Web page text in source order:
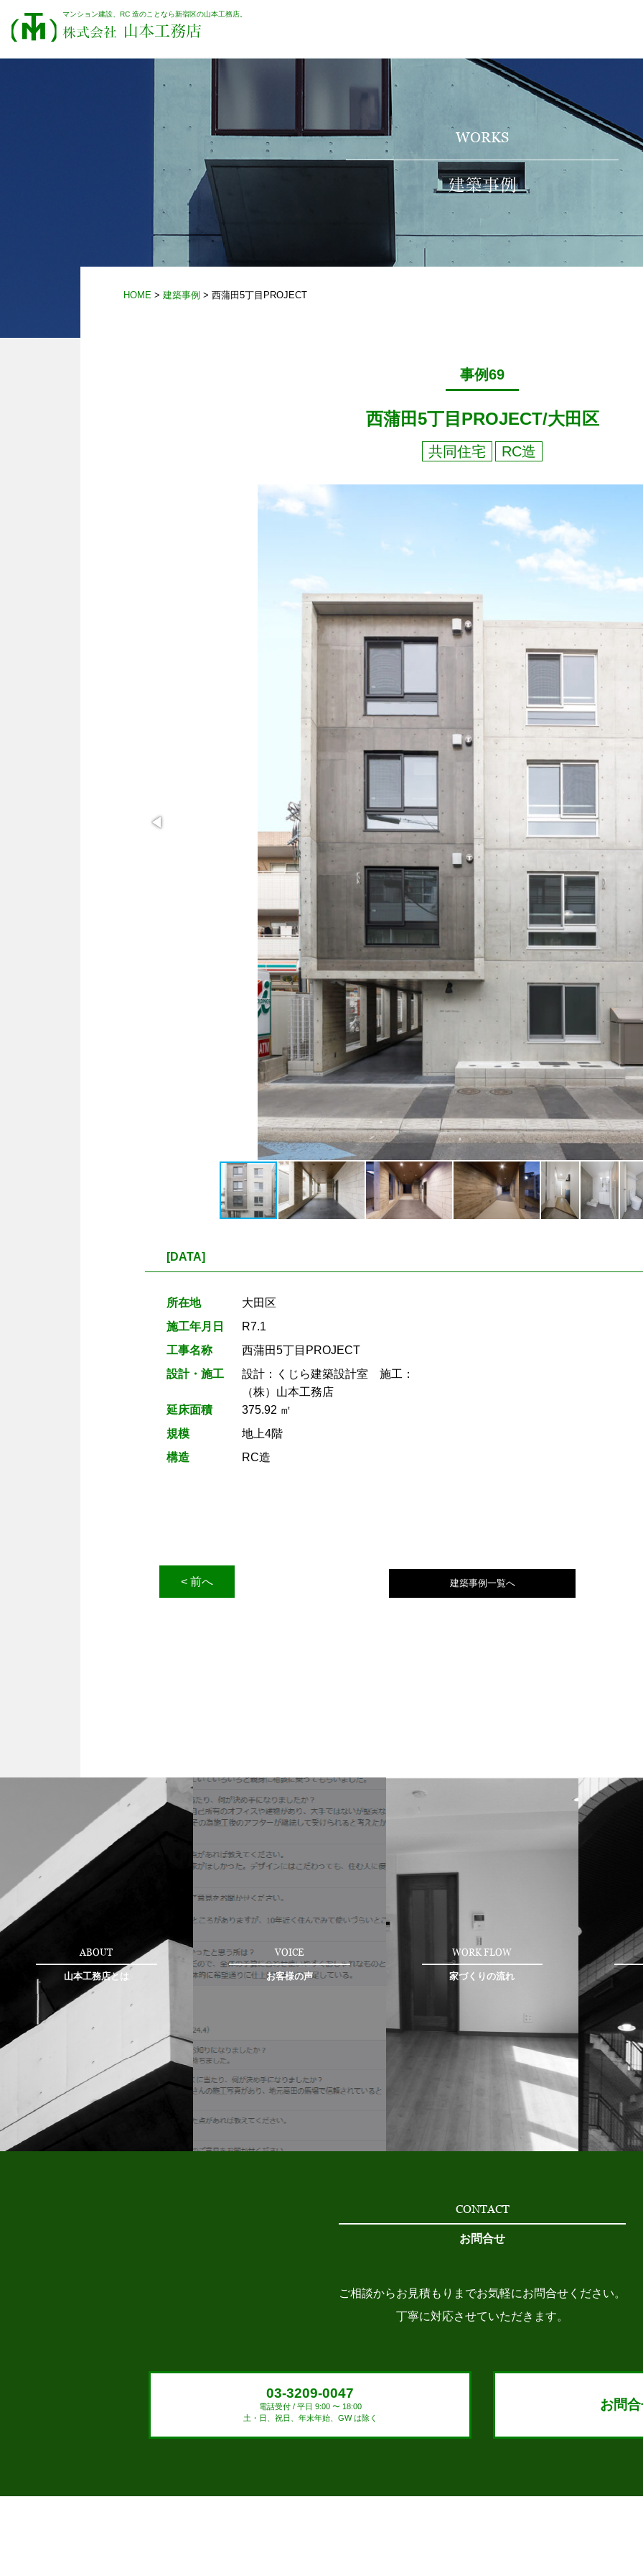
マンション建設、RC 造のことなら新宿区の山本工務店。
株式会社 山本工務店
WORKS
建築事例
HOME > 建築事例 > 西蒲田5丁目PROJECT
事例69
西蒲田5丁目PROJECT/大田区
共同住宅 RC造
[DATA]
所在地
大田区
施工年月日
R7.1
工事名称
西蒲田5丁目PROJECT
設計・施工
設計：くじら建築設計室 施工：
（株）山本工務店
延床面積
375.92 ㎡
規模
地上4階
構造
RC造
< 前へ 建築事例一覧へ
ABOUT
山本工務店とは
VOICE
お客様の声
WORK FLOW
家づくりの流れ
CONTACT
お問合せ
ご相談からお見積もりまでお気軽にお問合せください。
丁寧に対応させていただきます。
03-3209-0047
電話受付 / 平日 9:00 〜 18:00
土・日、祝日、年末年始、GW は除く
お問